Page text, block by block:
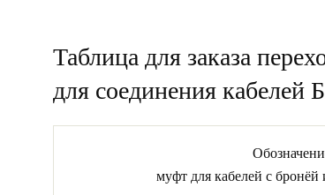
Таблица для заказа
для соединения
муфт для кабелей с бронёй